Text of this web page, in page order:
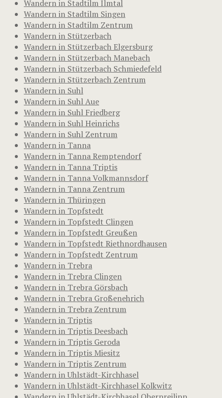
Wandern in Stadtilm Ilmtal
Wandern in Stadtilm Singen
Wandern in Stadtilm Zentrum
Wandern in Stützerbach
Wandern in Stützerbach Elgersburg
Wandern in Stützerbach Manebach
Wandern in Stützerbach Schmiedefeld
Wandern in Stützerbach Zentrum
Wandern in Suhl
Wandern in Suhl Aue
Wandern in Suhl Friedberg
Wandern in Suhl Heinrichs
Wandern in Suhl Zentrum
Wandern in Tanna
Wandern in Tanna Remptendorf
Wandern in Tanna Triptis
Wandern in Tanna Volkmannsdorf
Wandern in Tanna Zentrum
Wandern in Thüringen
Wandern in Topfstedt
Wandern in Topfstedt Clingen
Wandern in Topfstedt Greußen
Wandern in Topfstedt Riethnordhausen
Wandern in Topfstedt Zentrum
Wandern in Trebra
Wandern in Trebra Clingen
Wandern in Trebra Görsbach
Wandern in Trebra Großenehrich
Wandern in Trebra Zentrum
Wandern in Triptis
Wandern in Triptis Deesbach
Wandern in Triptis Geroda
Wandern in Triptis Miesitz
Wandern in Triptis Zentrum
Wandern in Uhlstädt-Kirchhasel
Wandern in Uhlstädt-Kirchhasel Kolkwitz